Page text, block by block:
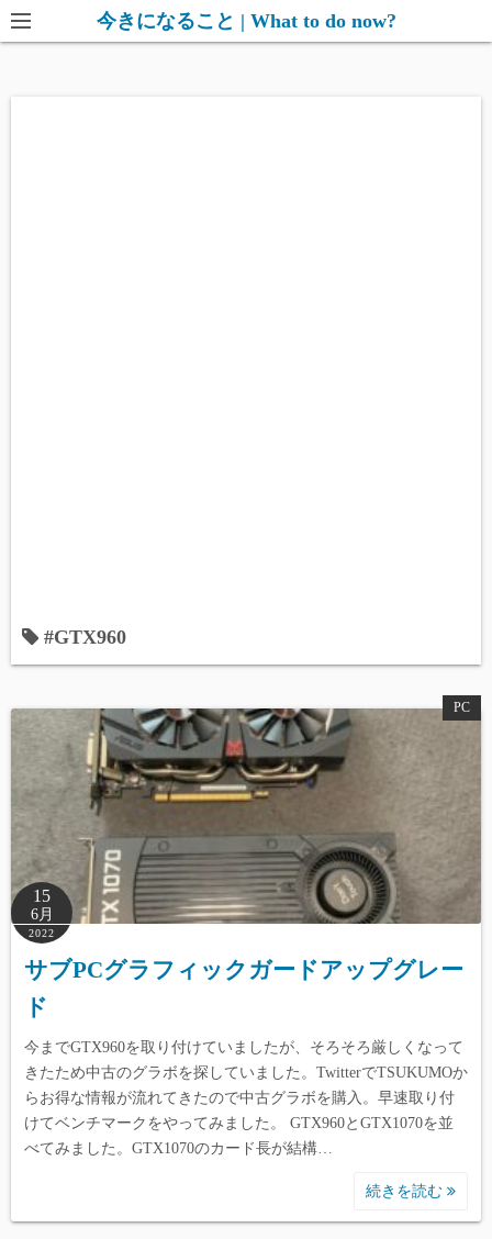
コ
ン
ン
今きになること | What to do now?
#GTX960
PC
15
6月
2022
サブPCグラフィックガードアップグレー
ド
今までGTX960を取り付けていましたが、そろそろ厳しくなって
きたため中古のグラボを探していました。TwitterでTSUKUMOか
らお得な情報が流れてきたので中古グラボを購入。早速取り付
けてベンチマークをやってみました。 GTX960とGTX1070を並
べてみました。GTX1070のカード長が結構…
続きを読む